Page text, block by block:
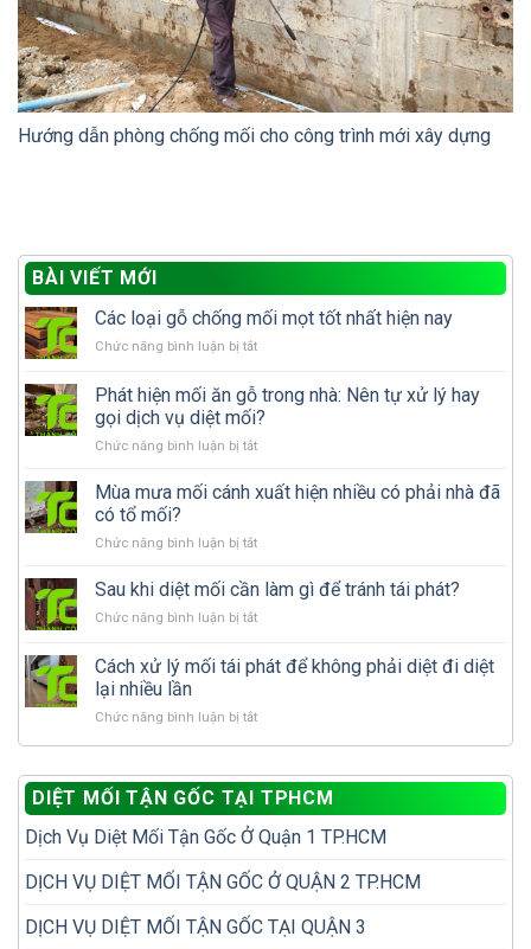
Hướng dẫn phòng chống mối cho công trình mới xây dựng
BÀI VIẾT MỚI
Các loại gỗ chống mối mọt tốt nhất hiện nay
Chức năng bình luận bị tắtở
loại
gỗ
chống
mối
tốt
nay
Phát hiện mối ăn gỗ trong nhà: Nên tự xử lý hay
gọi dịch vụ diệt mối?
Chức năng bình luận bị tắtở
hiện
gỗ
nhà:
tự
lý
vụ
mối?
Mùa mưa mối cánh xuất hiện nhiều có phải nhà đã
có tổ mối?
Chức năng bình luận bị tắtở
mưa
cánh
hiện
phải
nhà
có
tổ
Sau khi diệt mối cần làm gì để tránh tái phát?
Chức năng bình luận bị tắtở
khi
diệt
cần
để
tránh
tái
phát?
Cách xử lý mối tái phát để không phải diệt đi diệt
lại nhiều lần
Chức năng bình luận bị tắtở
lý
mối
tái
phát
không
diệt
đi
DIỆT MỐI TẬN GỐC TẠI TPHCM
Dịch Vụ Diệt Mối Tận Gốc Ở Quận 1 TP.HCM
DỊCH VỤ DIỆT MỐI TẬN GỐC Ở QUẬN 2 TP.HCM
DỊCH VỤ DIỆT MỐI TẬN GỐC TẠI QUẬN 3